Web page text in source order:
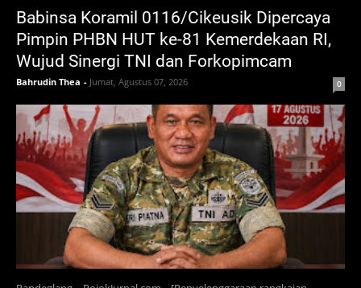
Babinsa Koramil 0116/Cikeusik Dipercaya
Pimpin PHBN HUT ke-81 Kemerdekaan RI,
Wujud Sinergi TNI dan Forkopimcam
Bahrudin Thea - Jumat, Agustus 07, 2026 0